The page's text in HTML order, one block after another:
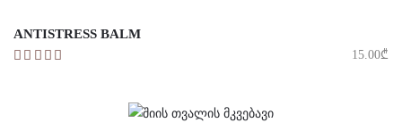
ANTISTRESS BALM
15.00₾